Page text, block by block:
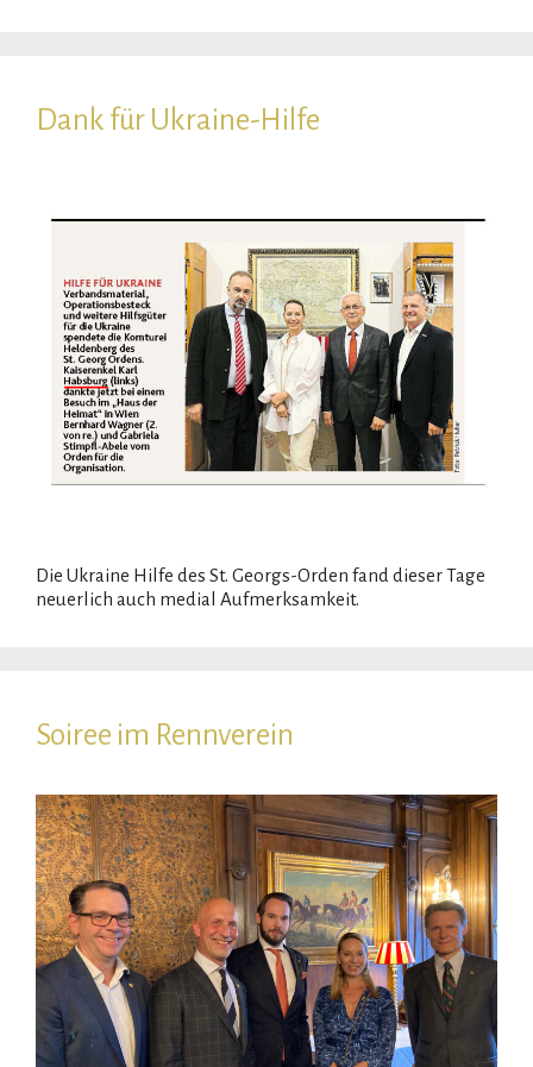
Dank für Ukraine-Hilfe
Die Ukraine Hilfe des St. Georgs-Orden fand dieser Tage
neuerlich auch medial Aufmerksamkeit.
Soiree im Rennverein